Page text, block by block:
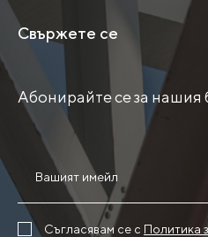
Свържете се
Абонирайте се за нашия
Съгласявам се с Политика